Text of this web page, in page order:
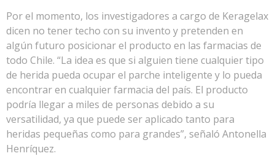
Por el momento, los investigadores a cargo de Keragelax
dicen no tener techo con su invento y pretenden en
algún futuro posicionar el producto en las farmacias de
todo Chile. “La idea es que si alguien tiene cualquier tipo
de herida pueda ocupar el parche inteligente y lo pueda
encontrar en cualquier farmacia del país. El producto
podría llegar a miles de personas debido a su
versatilidad, ya que puede ser aplicado tanto para
heridas pequeñas como para grandes”, señaló Antonella
Henríquez.